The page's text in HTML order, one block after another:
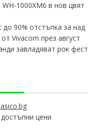
1000XM6 в нов цвят
90% отстъпка за над
Vivacom през август
завладяват рок фест
цени